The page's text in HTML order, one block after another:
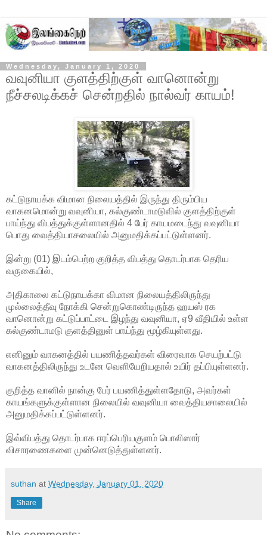
Wednesday, January 1, 2020
வவுனியா குளத்திற்குள் வானொன்று
நீச்சலடிக்கச் சென்றதில் நால்வர் காயம்!
கட்டுநாயக்க விமான நிலையத்தில் இருந்து திரும்பிய
வாகனமொன்று வவுனியா, கல்குண்டாமடுவில் குளத்திற்குள்
பாய்ந்து விபத்துக்குள்ளானதில் 4 பேர் காயமடைந்து வவுனியா
பொது வைத்தியாசலையில் அனுமதிக்கப்பட்டுள்ளனர்.
இன்று (01) இடம்பெற்ற குறித்த விபத்து தொடர்பாக தெரிய
வருகையில்,
அதிகாலை கட்டுநாயக்கா விமான நிலையத்திலிருந்து
முல்லைத்தீவு நோக்கி சென்றுகொண்டிருந்த ஹயஸ் ரக
வானொன்று கட்டுப்பாட்டை இழந்து வவுனியா, ஏ9 வீதியில் உள்ள
கல்குண்டாமடு குளத்தினுள் பாய்ந்து மூழ்கியுள்ளது.
எனினும் வாகனத்தில் பயணித்தவர்கள் விரைவாக செயற்பட்டு
வாகனத்திலிருந்து உடனே வெளியேறியதால் உயிர் தப்பியுள்ளனர்.
குறித்த வானில் நான்கு பேர் பயணித்துள்ளதோடு, அவர்கள்
காயங்களுக்குள்ளான நிலையில் வவுனியா வைத்தியசாலையில்
அனுமதிக்கப்பட்டுள்ளனர்.
இவ்விபத்து தொடர்பாக ஈரப்பெரியகுளம் பொலிஸார்
விசாரணைகளை முன்னெடுத்துள்ளனர்.
suthan at Wednesday, January 01, 2020
Share